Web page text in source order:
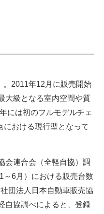
2011年12月に販売開始
大級となる室内空間や質
には初のフルモデルチェ
における現行型となって
連合会（全軽自協）調
～6月）における販売台数
団法人日本自動車販売協
自協調べによると、登録